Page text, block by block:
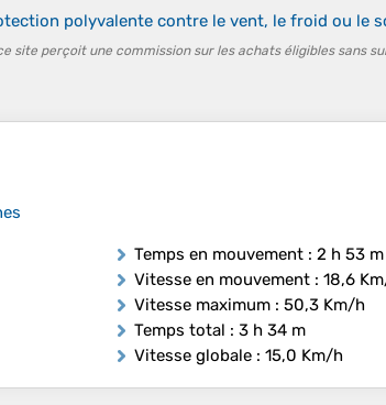
polyvalente contre le vent, le froid ou le
site perçoit une commission sur les achats éligibles sans
Temps en mouvement : 2 h 53 m
Vitesse en mouvement : 18,6
Vitesse maximum : 50,3 Km/h
Temps total : 3 h 34 m
Vitesse globale : 15,0 Km/h